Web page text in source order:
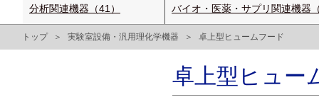
分析関連機器（41） バイオ・医薬・サプリ関連機器
トップ 実験室設備・汎用理化学機器 卓上型ヒュームフード
卓上型ヒュ